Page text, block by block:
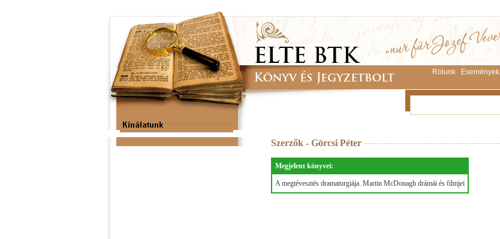
Rólunk Események
Szerzők - Görcsi Péter
Megjelent könyvei:
A megtévesztés dramaturgiája. Martin McDonagh drámái és filmjei